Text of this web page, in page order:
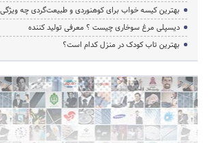
بهترین کیسه خواب برای کوهنوردی و طبیعت‌گردی چه
دیسپلی مرغ سوخاری چیست ؟ معرفی تولید کننده
بهترین تاب کودک در منزل کدام است؟